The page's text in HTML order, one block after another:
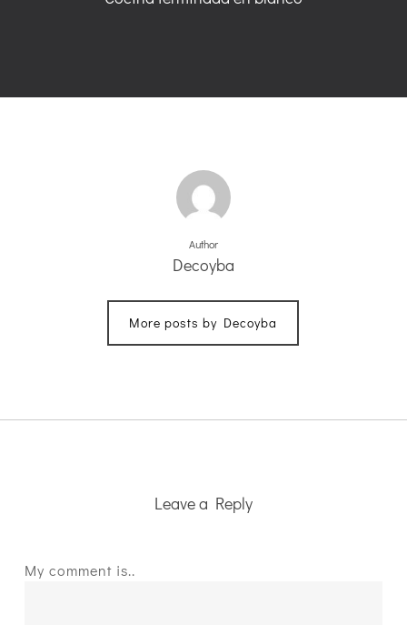
Author
Decoyba
More posts by Decoyba
Leave a Reply
My comment is..